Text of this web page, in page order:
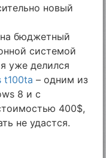
новый
бюджетный
системой
уже делился
t100ta– одним из
8 и с
400$,
не удастся.